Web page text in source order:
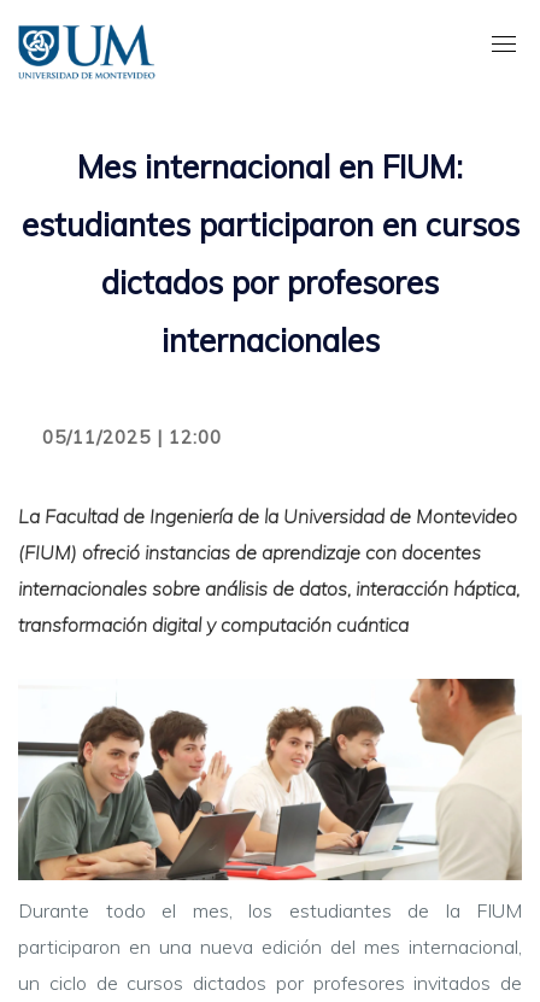
contenido
principal
Mes internacional en FIUM:
estudiantes participaron en cursos
dictados por profesores
internacionales
05/11/2025 | 12:00
La Facultad de Ingeniería de la Universidad de Montevideo
(FIUM) ofreció instancias de aprendizaje con docentes
internacionales sobre análisis de datos, interacción háptica,
transformación digital y computación cuántica
Durante todo el mes, los estudiantes de la FIUM
participaron en una nueva edición del mes internacional,
un ciclo de cursos dictados por profesores invitados de